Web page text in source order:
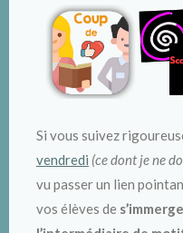
Si vous suivez
vendredi (ce dont je ne
vu passer un lien
vos élèves de